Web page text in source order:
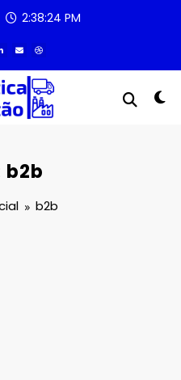
2:38:24 PM
b2b
b2b